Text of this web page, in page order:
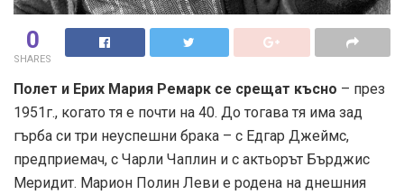
0
SHARES
Полет и Ерих Мария Ремарк се срещат късно – през
1951г., когато тя е почти на 40. До тогава тя има зад
гърба си три неуспешни брака – с Едгар Джеймс,
предприемач, с Чарли Чаплин и с актьорът Бърджис
Меридит. Марион Полин Леви е родена на днешния